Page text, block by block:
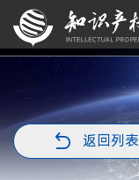
返回列表